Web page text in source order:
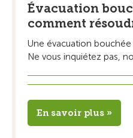
Évacuation
comment
Une évacuation
Ne vous inquiétez pas,
En savoir plus »